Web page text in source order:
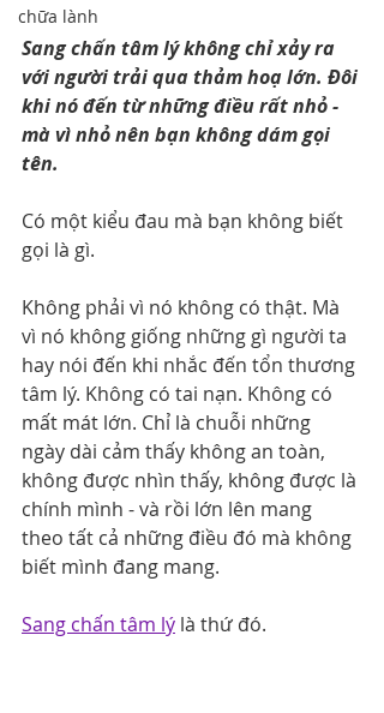
chữa lành
Sang chấn tâm lý không chỉ xảy ra
với người trải qua thảm hoạ lớn. Đôi
khi nó đến từ những điều rất nhỏ -
mà vì nhỏ nên bạn không dám gọi
tên.
Có một kiểu đau mà bạn không biết
gọi là gì.
Không phải vì nó không có thật. Mà
vì nó không giống những gì người ta
hay nói đến khi nhắc đến tổn thương
tâm lý. Không có tai nạn. Không có
mất mát lớn. Chỉ là chuỗi những
ngày dài cảm thấy không an toàn,
không được nhìn thấy, không được là
chính mình - và rồi lớn lên mang
theo tất cả những điều đó mà không
biết mình đang mang.
Sang chấn tâm lý là thứ đó.